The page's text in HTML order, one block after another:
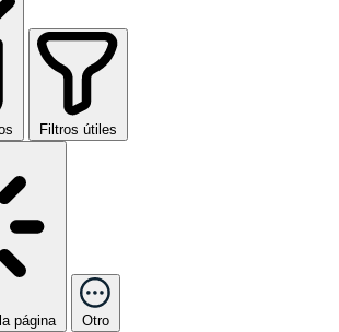
Filtros útiles
página Otro